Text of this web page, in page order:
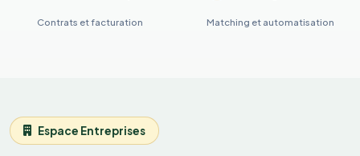
Contrats et facturation Matching et automatisation
Espace Entreprises